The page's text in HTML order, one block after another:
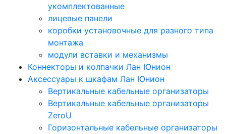
укомплектованные
лицевые панели
коробки установочные для разного типа
монтажа
модули вставки и механизмы
Коннекторы и колпачки Лан Юнион
Аксессуары к шкафам Лан Юнион
Вертикальные кабельные организаторы
Вертикальные кабельные организаторы
ZeroU
Горизонтальные кабельные организаторы